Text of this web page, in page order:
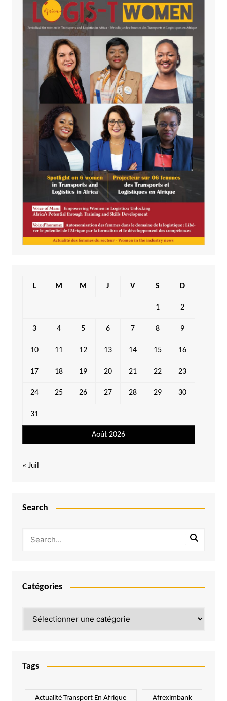
Août 2026
L M M J V S D
1 2
3 4 5 6 7 8 9
10 11 12 13 14 15 16
17 18 19 20 21 22 23
24 25 26 27 28 29 30
31
« Juil
Search
Catégories
Tags
Actualité Transport En Afrique Afreximbank